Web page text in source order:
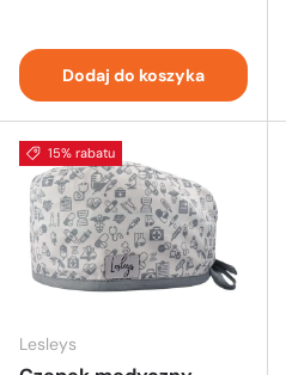
Dodaj do koszyka
15% rabatu
Lesleys